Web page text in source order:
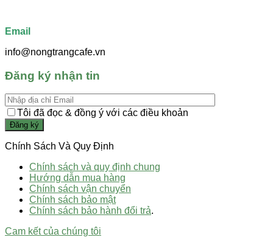
Email
info@nongtrangcafe.vn
Đăng ký nhận tin
Tôi đã đọc & đồng ý với các điều khoản
Chính Sách Và Quy Định
Chính sách và quy định chung
Hướng dẫn mua hàng
Chính sách vận chuyển
Chính sách bảo mật
Chính sách bảo hành đổi trả.
Cam kết của chúng tôi